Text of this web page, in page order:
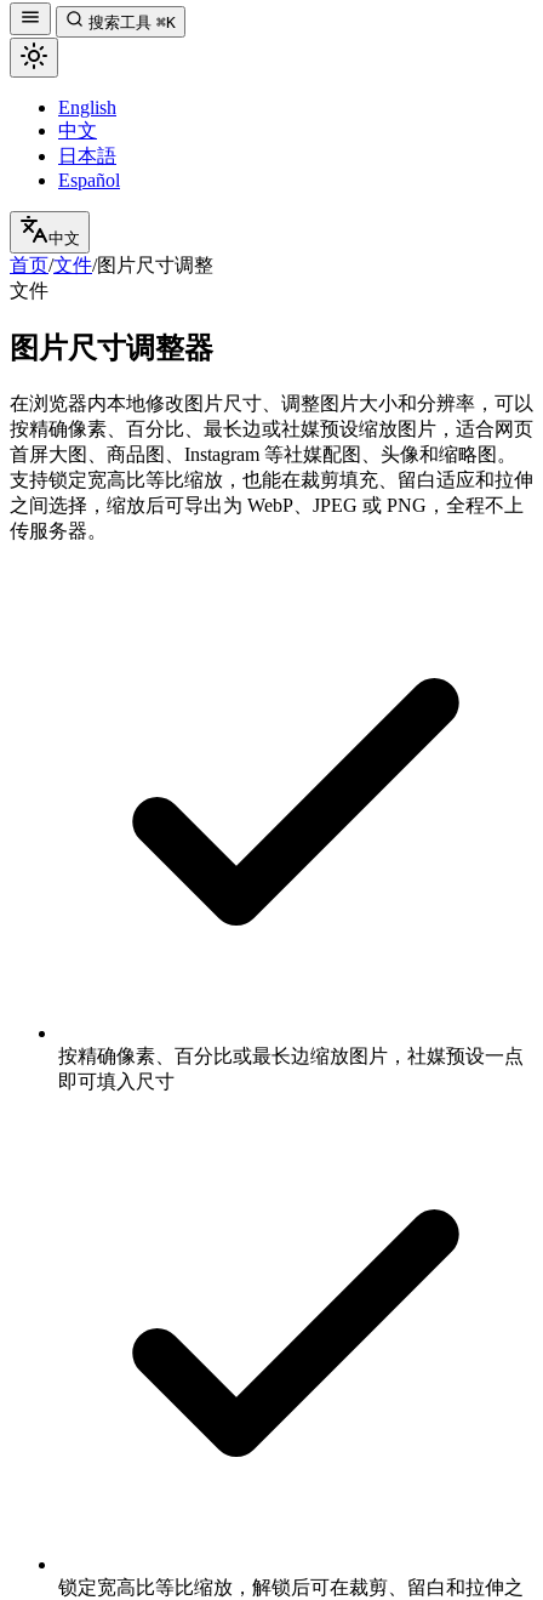
搜索工具 ⌘K
English
中文
日本語
Español
中文
首页/文件/图片尺寸调整
文件
图片尺寸调整器
在浏览器内本地修改图片尺寸、调整图片大小和分辨率，可以
按精确像素、百分比、最长边或社媒预设缩放图片，适合网页
首屏大图、商品图、Instagram 等社媒配图、头像和缩略图。
支持锁定宽高比等比缩放，也能在裁剪填充、留白适应和拉伸
之间选择，缩放后可导出为 WebP、JPEG 或 PNG，全程不上
传服务器。
按精确像素、百分比或最长边缩放图片，社媒预设一点
即可填入尺寸
锁定宽高比等比缩放，解锁后可在裁剪、留白和拉伸之